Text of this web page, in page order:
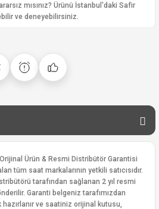
mısınız? Ürünü İstanbul'daki Safir
ve deneyebilirsiniz.
Orijinal Ürün & Resmi Distribütör Garantisi
tüm saat markalarının yetkili satıcısıdır.
tarafından sağlanan 2 yıl resmi
Garanti belgeniz tarafımızdan
hazırlanır ve saatiniz orijinal kutusu,